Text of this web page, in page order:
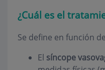
¿Cuál es el
Se define en función
El síncope